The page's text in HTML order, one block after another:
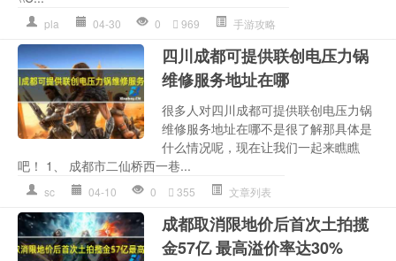
pla 04-30 0 969 手游攻略
四川成都可提供联创电压力锅
维修服务地址在哪
很多人对四川成都可提供联创电压力锅
维修服务地址在哪不是很了解那具体是
什么情况呢，现在让我们一起来瞧瞧
吧！ 1、 成都市二仙桥西一巷...
sc 04-10 0 355 文章列表
成都取消限地价后首次土拍揽
金57亿 最高溢价率达30%